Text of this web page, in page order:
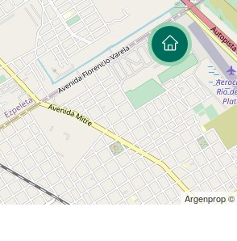
al Polo
Greenville
de Polo
ecuestre
Greenville
tu consulta para coordinar la visita!
Argenprop